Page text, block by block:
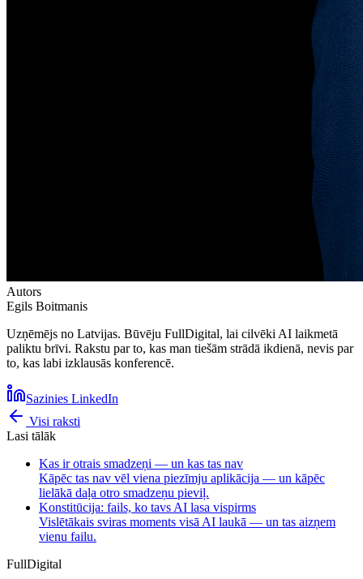
Autors
Egils Boitmanis
Uzņēmējs no Latvijas. Būvēju FullDigital, lai cilvēki AI laikmetā
paliktu brīvi. Rakstu par to, kas man tiešām strādā ikdienā, nevis par
to, kas labi izklausās konferencē.
Sazinies LinkedIn
Visi raksti
Lasi tālāk
Kas ir otrais smadzeņi — un kas tas nav
Kāpēc tas nav vēl viena piezīmju aplikācija — un kāpēc
lielākā daļa otro smadzeņu pieviļ.
Konstitūcija: fails, ko tavs AI lasa vispirms
Vislētākais sviras moments visā AI laukā — un tas aizņem
vienu failu.
FullDigital